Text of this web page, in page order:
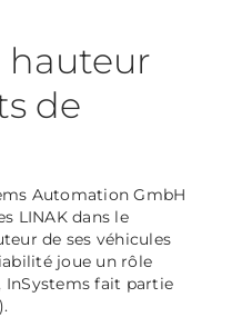
hauteur
de
Automation GmbH
LINAK dans le
de ses véhicules
joue un rôle
InSystems fait partie